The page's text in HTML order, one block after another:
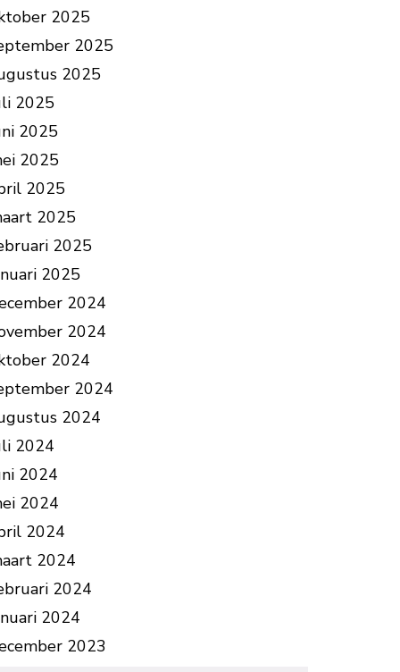
2025
2025
2025
2025
2025
2025
2025
2025
2025
2025
2024
2024
2024
2024
2024
2024
2024
2024
2024
2024
2024
2024
2023